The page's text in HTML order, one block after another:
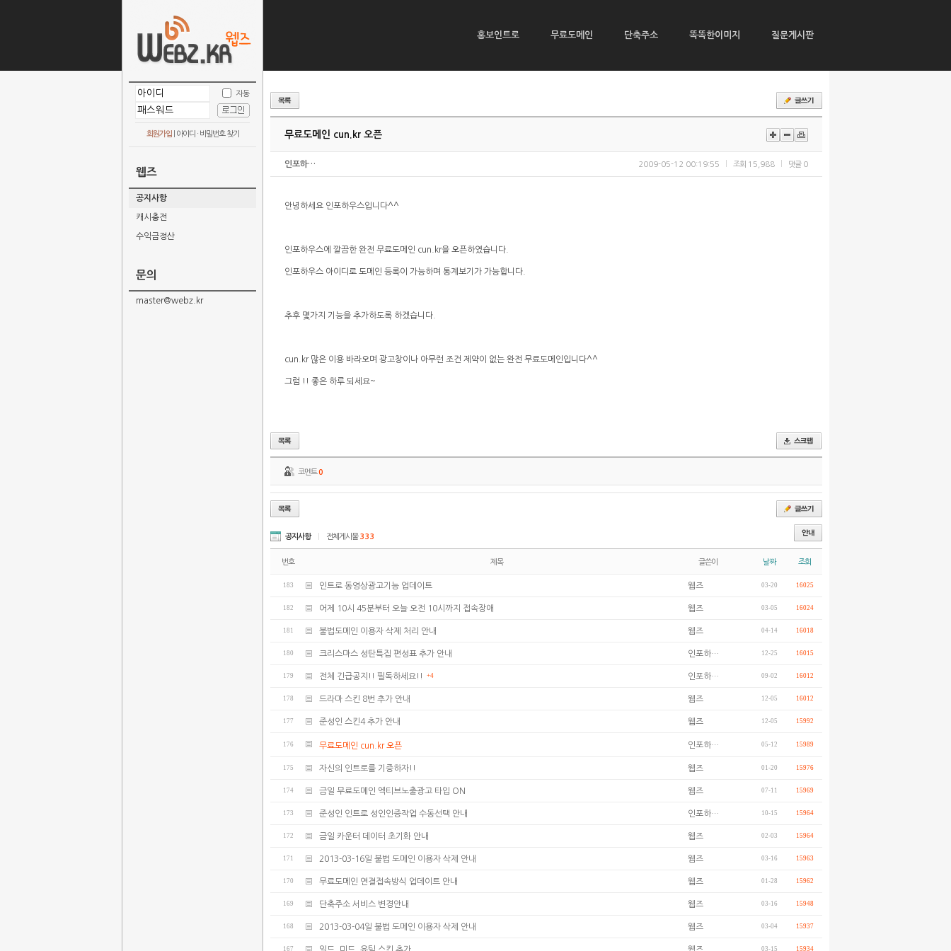
홍보인트로 무료도메인 단축주소 똑똑한이미지 질문게시판
자동
회원가입| 아이디 · 비밀번호 찾기
웹즈
공지사항
캐시충전
수익금정산
문의
master@webz.kr
무료도메인 cun.kr 오픈
인포하… 2009-05-12 00:19:55 조회 15,988 댓글 0
안녕하세요 인포하우스입니다^^
인포하우스에 깔끔한 완전 무료도메인 cun.kr을 오픈하였습니다.
인포하우스 아이디로 도메인 등록이 가능하며 통계보기가 가능합니다.
추후 몇가지 기능을 추가하도록 하겠습니다.
cun.kr 많은 이용 바라오며 광고창이나 아무런 조건 제약이 없는 완전 무료도메인입니다^^
그럼 !! 좋은 하루 되세요~
코멘트0
공지사항 전체게시물333
번호 제목 글쓴이 날짜 조회
183 인트로 동영상광고기능 업데이트 웹즈 03-20 16025
182 어제 10시 45분부터 오늘 오전 10시까지 접속장애 웹즈 03-05 16024
181 불법도메인 이용자 삭제 처리 안내 웹즈 04-14 16018
180 크리스마스 성탄특집 편성표 추가 안내 인포하… 12-25 16015
179 전체 긴급공지!! 필독하세요!! +4 인포하… 09-02 16012
178 드라마 스킨 8번 추가 안내 웹즈 12-05 16012
177 준성인 스킨4 추가 안내 웹즈 12-05 15992
176 무료도메인 cun.kr 오픈 인포하… 05-12 15989
175 자신의 인트로를 기증하자!! 웹즈 01-20 15976
174 금일 무료도메인 엑티브노출광고 타입 ON 웹즈 07-11 15969
173 준성인 인트로 성인인증작업 수동선택 안내 인포하… 10-15 15964
172 금일 카운터 데이터 초기화 안내 웹즈 02-03 15964
171 2013-03-16일 불법 도메인 이용자 삭제 안내 웹즈 03-16 15963
170 무료도메인 연결접속방식 업데이트 안내 웹즈 01-28 15962
169 단축주소 서비스 변경안내 웹즈 03-16 15948
168 2013-03-04일 불법 도메인 이용자 삭제 안내 웹즈 03-04 15937
167 03-15 15934